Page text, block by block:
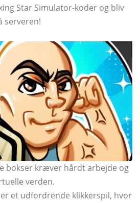
Star Simulator-koder og bliv
serveren!
bokser kræver hårdt arbejde og
verden.
et udfordrende klikkerspil, hvor